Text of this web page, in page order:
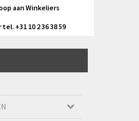
aan Winkeliers
+31 10 2 36 38 59